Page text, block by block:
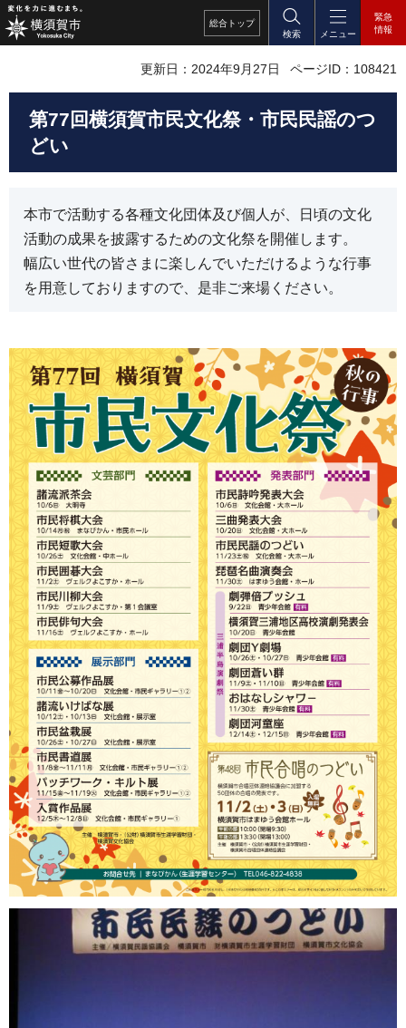
総合 トップ
検索
メニュー
緊急
情報
更新日：2024年9月27日 ページID：108421
第77回横須賀市民文化祭・市民民謡のつ
どい
本市で活動する各種文化団体及び個人が、日頃の文化
活動の成果を披露するための文化祭を開催します。
幅広い世代の皆さまに楽しんでいただけるような行事
を用意しておりますので、是非ご来場ください。